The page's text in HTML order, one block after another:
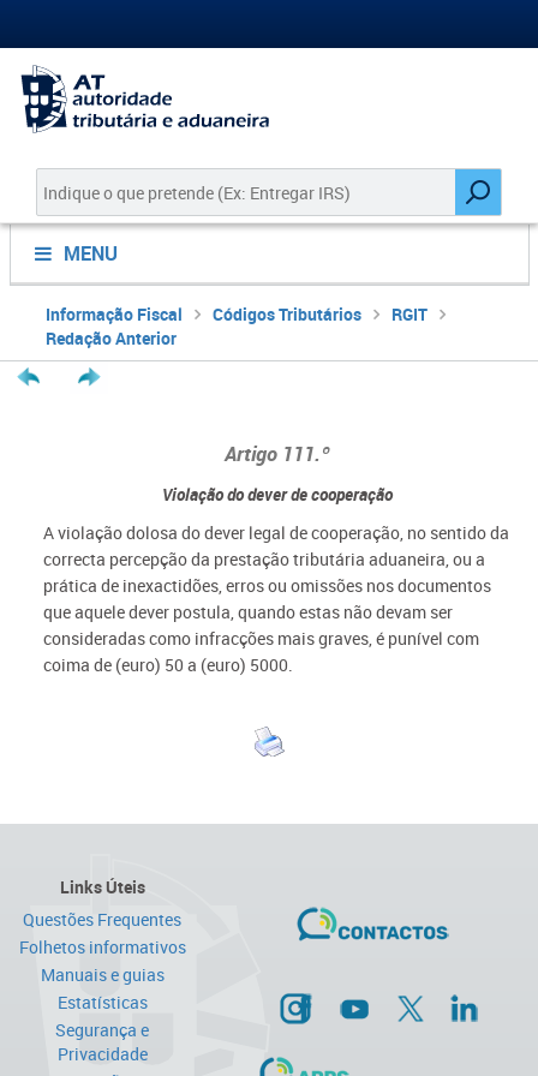
MENU
Informação Fiscal Códigos Tributários
RGIT
Redação Anterior
Artigo 111.º
Violação do dever de cooperação
A violação dolosa do dever legal de cooperação, no sentido da
correcta percepção da prestação tributária aduaneira, ou a
prática de inexactidões, erros ou omissões nos documentos
que aquele dever postula, quando estas não devam ser
consideradas como infracções mais graves, é punível com
coima de (euro) 50 a (euro) 5000.
Links Úteis
Questões Frequentes
Folhetos informativos
Manuais e guias
Estatísticas
Segurança e
Privacidade